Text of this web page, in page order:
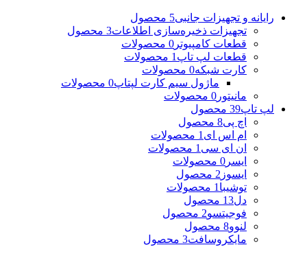
رایانه و تجهیزات جانبی5 محصول
تجهیزات ذخیره‌سازی اطلاعات3 محصول
قطعات کامپیوتر 0 محصولات
قطعات لپ تاپ 1 محصولات
کارت شبکه0 محصولات
ماژول سیم کارت لپتاپ0 محصولات
مانیتور 0 محصولات
لپ تاپ39 محصول
اچ پی8 محصول
ام اس ای 1 محصولات
ان ای سی 1 محصولات
ایسر 0 محصولات
ایسوز 2 محصول
توشیبا 1 محصولات
دل13 محصول
فوجیتسو2 محصول
لنوو8 محصول
مایکروسافت3 محصول